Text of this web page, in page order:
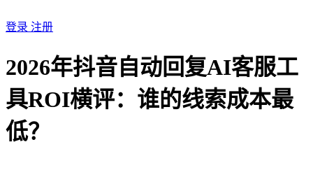
登录 注册
2026年抖音自动回复AI客服工
具ROI横评：谁的线索成本最
低？